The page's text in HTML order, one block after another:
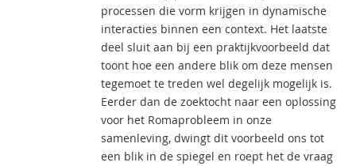
processen die vorm krijgen in dynamische
interacties binnen een context. Het laatste
deel sluit aan bij een praktijkvoorbeeld dat
toont hoe een andere blik om deze mensen
tegemoet te treden wel degelijk mogelijk is.
Eerder dan de zoektocht naar een oplossing
voor het Romaprobleem in onze
samenleving, dwingt dit voorbeeld ons tot
een blik in de spiegel en roept het de vraag